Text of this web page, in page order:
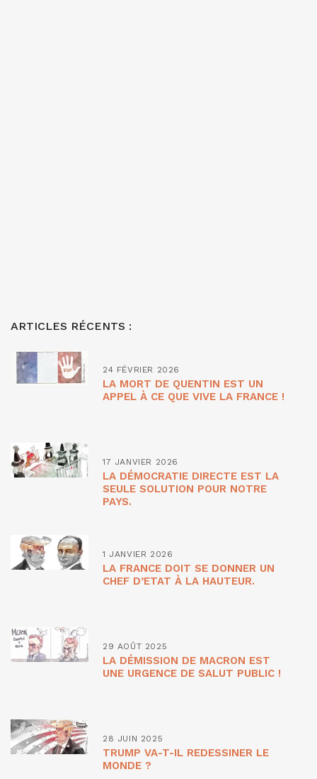
ARTICLES RÉCENTS :
24 FÉVRIER 2026
LA MORT DE QUENTIN EST UN
APPEL À CE QUE VIVE LA FRANCE !
17 JANVIER 2026
LA DÉMOCRATIE DIRECTE EST LA
SEULE SOLUTION POUR NOTRE
PAYS.
1 JANVIER 2026
LA FRANCE DOIT SE DONNER UN
CHEF D’ETAT À LA HAUTEUR.
29 AOÛT 2025
LA DÉMISSION DE MACRON EST
UNE URGENCE DE SALUT PUBLIC !
28 JUIN 2025
TRUMP VA-T-IL REDESSINER LE
MONDE ?